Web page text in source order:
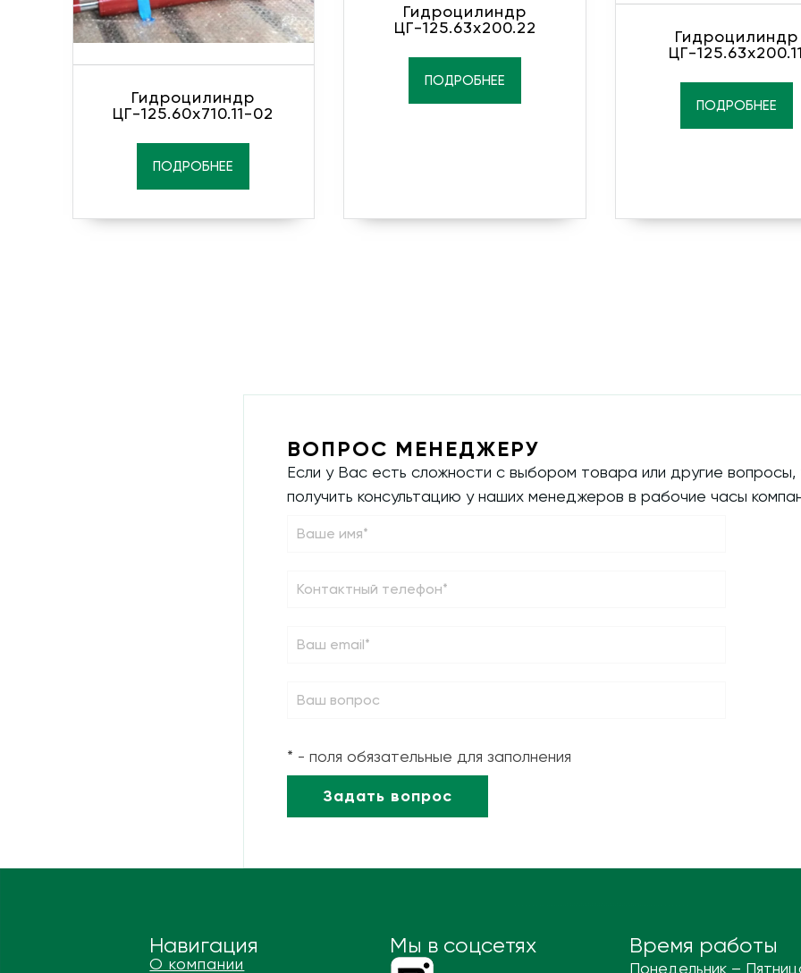
Гидроцилиндр
ЦГ-125.60х710.11-02
ПОДРОБНЕЕ
Гидроцилиндр
ЦГ-125.63х200.22
ПОДРОБНЕЕ
Гидроцилиндр
ЦГ-125.63х200.11
ПОДРОБНЕЕ
ВОПРОС МЕНЕДЖЕРУ
Если у Вас есть сложности с выбором товара или другие
получить консультацию у наших менеджеров в рабочие часы
* - поля обязательные для заполнения
Навигация
О компании
Мы в соцсетях Время работы
Понедельник –